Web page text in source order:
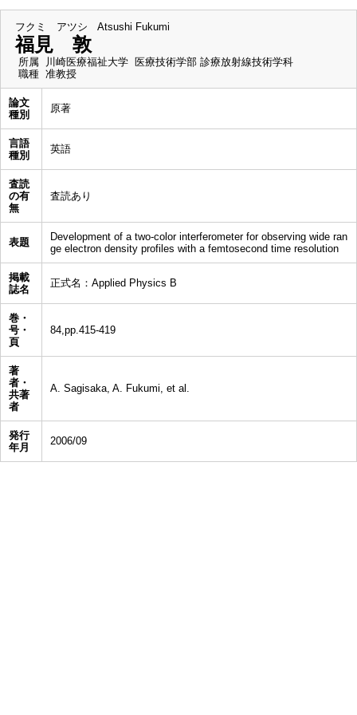
フクミ アツシ Atsushi Fukumi
福見 敦
所属
川崎医療福祉大学 医療技術学部 診療放射線技術学科
職種 准教授
論文
種別
原著
言語
種別
英語
査読
の有
無
査読あり
表題
Development of a two-color interferometer for observing wide ran
ge electron density profiles with a femtosecond time resolution
掲載
誌名
正式名：Applied Physics B
巻・
号・
頁
84,pp.415-419
著
者・
共著
者
A. Sagisaka, A. Fukumi, et al.
発行
年月
2006/09